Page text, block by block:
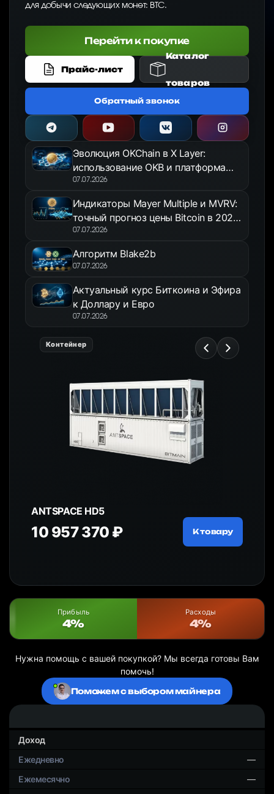
для добычи следующих монет: BTC.
Перейти к покупке
Прайс-лист
Каталог
товаров
Обратный звонок
Эволюция OKChain в X Layer:
использование OKB и платформа
OKX Jumpstart в 2026 году
07.07.2026
Индикаторы Mayer Multiple и MVRV:
точный прогноз цены Bitcoin в 2026
году
07.07.2026
Алгоритм Blake2b
07.07.2026
Актуальный курс Биткоина и Эфира
к Доллару и Евро
07.07.2026
Контейнер
ANTSPACE HD5
10 957 370 ₽ К товару
Прибыль
4%
Расходы
4%
Нужна помощь с вашей покупкой? Мы всегда готовы Вам
помочь!
Поможем с выбором майнера
Доход
—
—